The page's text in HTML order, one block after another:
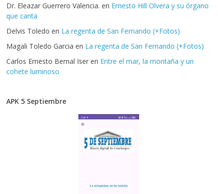
Dr. Eleazar Guerrero Valencia. en Ernesto Hill Olvera y su órgano
que canta
Delvis Toledo en La regenta de San Fernando (+Fotos)
Magali Toledo Garcia en La regenta de San Fernando (+Fotos)
Carlos Ernesto Bernal Iser en Entre el mar, la montaña y un
cohete luminoso
APK 5 Septiembre